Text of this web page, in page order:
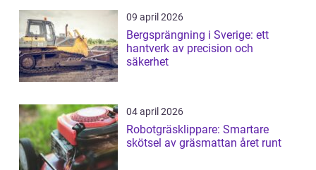
09 april 2026
Bergsprängning i Sverige: ett
hantverk av precision och
säkerhet
04 april 2026
Robotgräsklippare: Smartare
skötsel av gräsmattan året runt